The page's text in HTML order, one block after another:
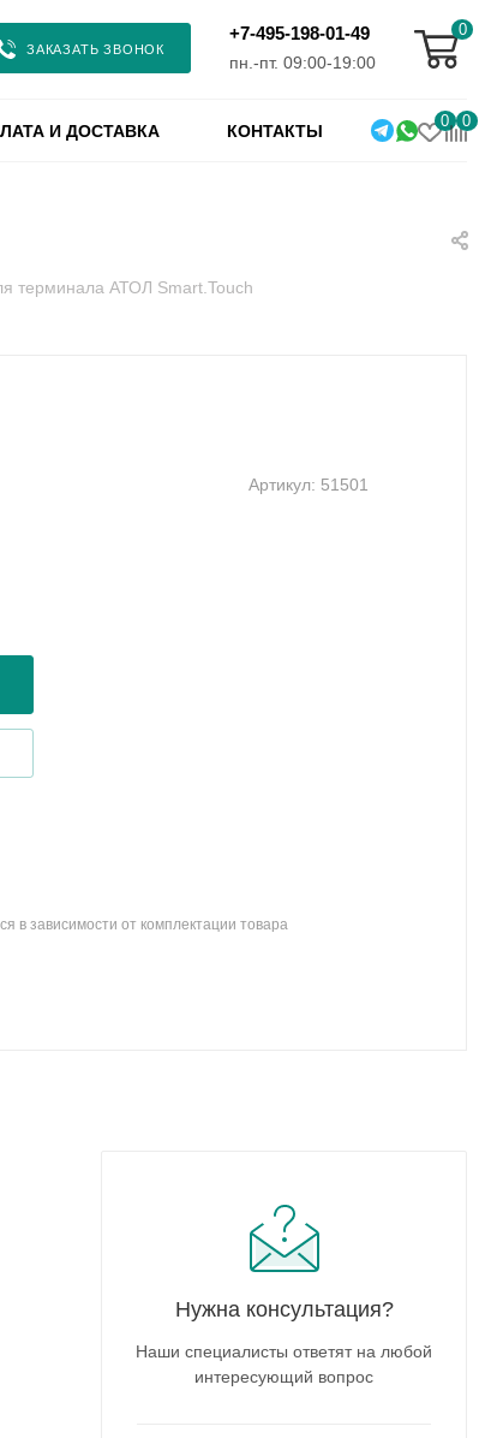
ЗАКАЗАТЬ ЗВОНОК
+7-495-198-01-49
пн.-пт. 09:00-19:00
0
И ДОСТАВКА КОНТАКТЫ
0 0
терминала АТОЛ Smart.Touch
Артикул: 51501
в зависимости от комплектации товара
Нужна консультация?
Наши специалисты ответят на любой
интересующий вопрос